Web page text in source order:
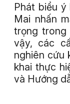
Phát biểu
Mai nhấn
trọng
vậy, các
nghiên cứu
khai thực
và Hướng